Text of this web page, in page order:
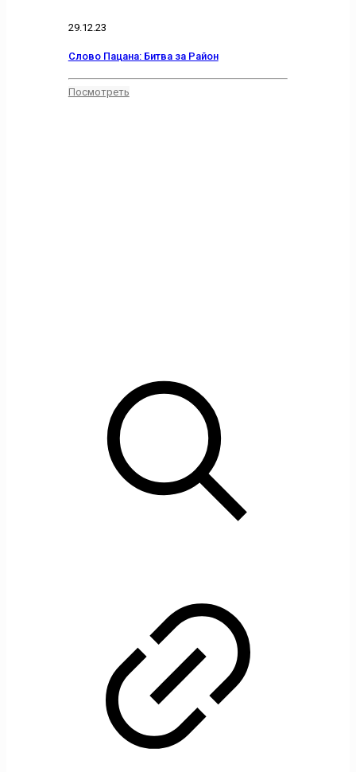
29.12.23
Слово Пацана: Битва за Район
Посмотреть